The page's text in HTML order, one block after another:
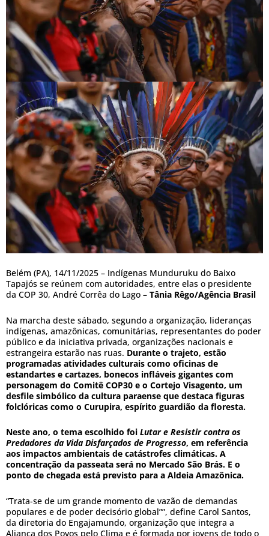
Belém (PA), 14/11/2025 – Indígenas Munduruku do Baixo
Tapajós se reúnem com autoridades, entre elas o presidente
da COP 30, André Corrêa do Lago – Tânia Rêgo/Agência Brasil
Na marcha deste sábado, segundo a organização, lideranças
indígenas, amazônicas, comunitárias, representantes do poder
público e da iniciativa privada, organizações nacionais e
estrangeira estarão nas ruas. Durante o trajeto, estão
programadas atividades culturais como oficinas de
estandartes e cartazes, bonecos infláveis gigantes com
personagem do Comitê COP30 e o Cortejo Visagento, um
desfile simbólico da cultura paraense que destaca figuras
folclóricas como o Curupira, espírito guardião da floresta.
Neste ano, o tema escolhido foi Lutar e Resistir contra os
Predadores da Vida Disfarçados de Progresso, em referência
aos impactos ambientais de catástrofes climáticas. A
concentração da passeata será no Mercado São Brás. E o
ponto de chegada está previsto para a Aldeia Amazônica.
“Trata-se de um grande momento de vazão de demandas
populares e de poder decisório global””, define Carol Santos,
da diretoria do Engajamundo, organização que integra a
Aliança dos Povos pelo Clima e é formada por jovens de todo o